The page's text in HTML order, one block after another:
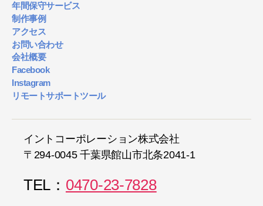
年間保守サービス
制作事例
アクセス
お問い合わせ
会社概要
Facebook
Instagram
リモートサポートツール
イントコーポレーション株式会社
〒294-0045 千葉県館山市北条2041-1
TEL： 0470-23-7828